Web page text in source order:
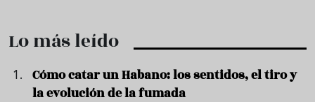
Lo más leído
Cómo catar un Habano: los sentidos, el tiro y
la evolución de la fumada